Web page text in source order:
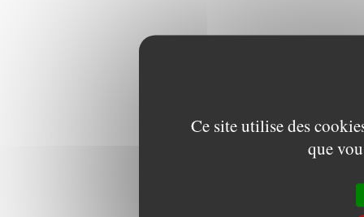
Ce site utilise des
que